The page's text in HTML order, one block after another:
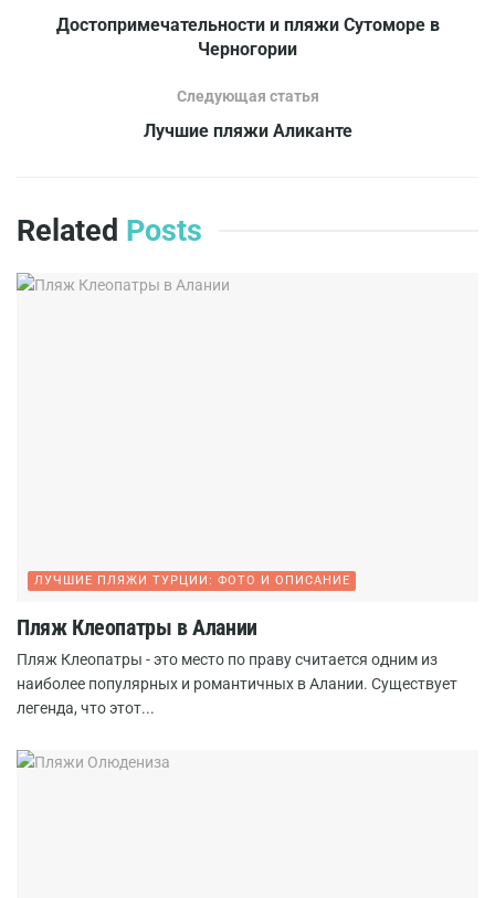
Достопримечательности и пляжи Сутоморе в
Черногории
Следующая статья
Лучшие пляжи Аликанте
Related Posts
ЛУЧШИЕ ПЛЯЖИ ТУРЦИИ: ФОТО И ОПИСАНИЕ
Пляж Клеопатры в Алании
Пляж Клеопатры - это место по праву считается одним из
наиболее популярных и романтичных в Алании. Существует
легенда, что этот...